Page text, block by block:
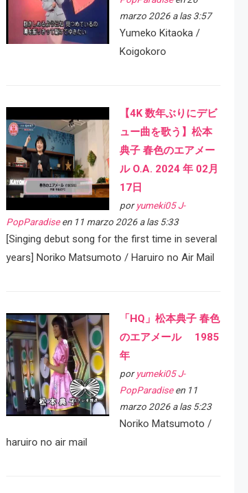
marzo 2026 a las 3:57
Yumeko Kitaoka /
Koigokoro
【4K 数年ぶりにデビ
ュー曲を歌う】松本
典子 春色のエアメー
ル O.A. 2024 年 02月
17日
por yumeki05 J-
PopParadiseen 11 marzo 2026 a las 5:33
[Singing debut song for the first time in several
years] Noriko Matsumoto / Haruiro no Air Mail
「HQ」松本典子 春色
のエアメール 1985
年
por yumeki05 J-
PopParadiseen 11
marzo 2026 a las 5:23
Noriko Matsumoto /
haruiro no air mail